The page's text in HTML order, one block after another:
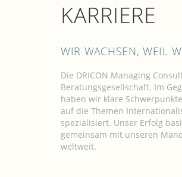
KARRIERE
WIR WACHSEN, WEIL
Die DRICON Managing
Beratungsgesellschaft. Im
haben wir klare
auf die Themen
spezialisiert. Unser Erfolg
gemeinsam mit unseren
weltweit.